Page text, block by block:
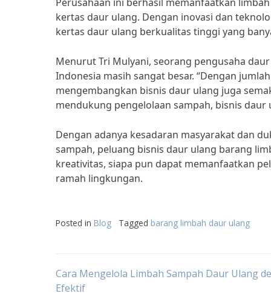
kertas daur ulang. Dengan inovasi dan
kertas daur ulang berkualitas tinggi yang
Menurut Tri Mulyani, seorang pengusaha
Indonesia masih sangat besar. “Dengan
mengembangkan bisnis daur ulang juga
mendukung pengelolaan sampah, bisnis
Dengan adanya kesadaran masyarakat dan
sampah, peluang bisnis daur ulang barang
kreativitas, siapa pun dapat memanfaatkan
ramah lingkungan.
Posted in Blog Tagged barang limbah daur ulang
Post
Cara Mengelola Limbah Sampah Daur Ulang
Efektif